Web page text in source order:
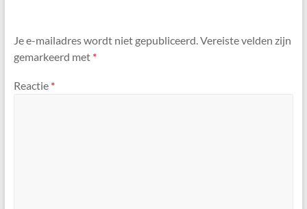
Je e-mailadres wordt niet gepubliceerd.Vereiste velden zijn
gemarkeerd met *
Reactie *